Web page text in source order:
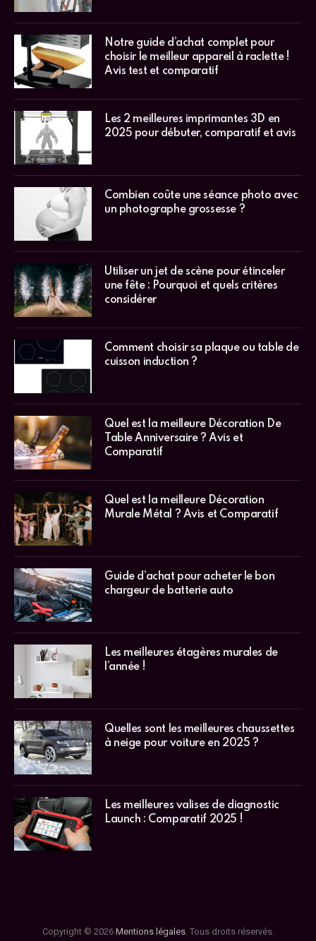
Notre guide d’achat complet pour
choisir le meilleur appareil à raclette !
Avis test et comparatif
Les 2 meilleures imprimantes 3D en
2025 pour débuter, comparatif et avis
Combien coûte une séance photo avec
un photographe grossesse ?
Utiliser un jet de scène pour étinceler
une fête : Pourquoi et quels critères
considérer
Comment choisir sa plaque ou table de
cuisson induction ?
Quel est la meilleure Décoration De
Table Anniversaire ? Avis et
Comparatif
Quel est la meilleure Décoration
Murale Métal ? Avis et Comparatif
Guide d’achat pour acheter le bon
chargeur de batterie auto
Les meilleures étagères murales de
l’année !
Quelles sont les meilleures chaussettes
à neige pour voiture en 2025 ?
Les meilleures valises de diagnostic
Launch : Comparatif 2025 !
Copyright © 2026 Mentions légales. Tous droits réservés.